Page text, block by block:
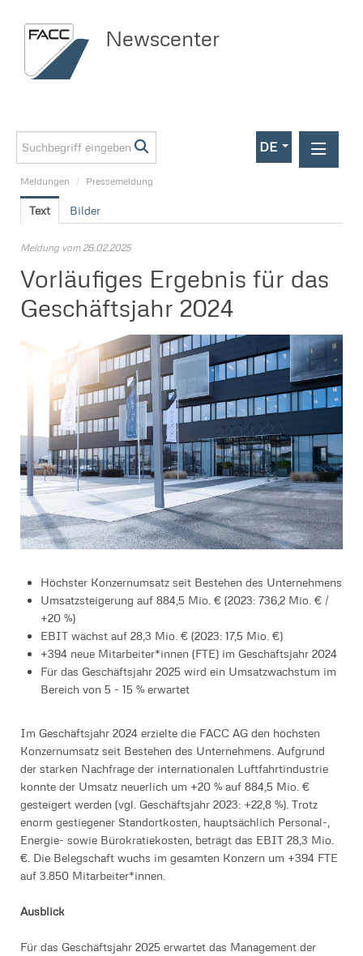
Newscenter
DE
Meldungen
Investor Relations
Pressemeldung
Media
Kontakt
Meldungen / Pressemeldung
Text Bilder
Meldung vom 26.02.2025
Vorläufiges Ergebnis für das
Geschäftsjahr 2024
Höchster Konzernumsatz seit Bestehen des Unternehmens
Umsatzsteigerung auf 884,5 Mio. € (2023: 736,2 Mio. € /
+20 %)
EBIT wächst auf 28,3 Mio. € (2023: 17,5 Mio. €)
+394 neue Mitarbeiter*innen (FTE) im Geschäftsjahr 2024
Für das Geschäftsjahr 2025 wird ein Umsatzwachstum im
Bereich von 5 - 15 % erwartet
Im Geschäftsjahr 2024 erzielte die FACC AG den höchsten
Konzernumsatz seit Bestehen des Unternehmens. Aufgrund
der starken Nachfrage der internationalen Luftfahrtindustrie
konnte der Umsatz neuerlich um +20 % auf 884,5 Mio. €
gesteigert werden (vgl. Geschäftsjahr 2023: +22,8 %). Trotz
enorm gestiegener Standortkosten, hauptsächlich Personal-,
Energie- sowie Bürokratiekosten, beträgt das EBIT 28,3 Mio.
€. Die Belegschaft wuchs im gesamten Konzern um +394 FTE
auf 3.850 Mitarbeiter*innen.
Ausblick
Für das Geschäftsjahr 2025 erwartet das Management der